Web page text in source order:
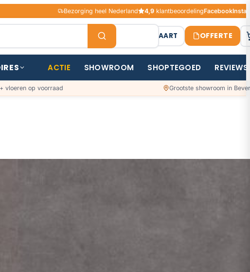
Bezorging heel Nederland 4,9 klantbeoordelingFacebook
STAALKAART OFFERTE
ACTIE SHOWROOM SHOPTEGOED REVIEWS
vloeren op voorraad Grootste showroom in